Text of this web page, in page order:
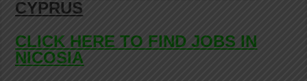
CYPRUS
CLICK HERE TO FIND JOBS IN
NICOSIA